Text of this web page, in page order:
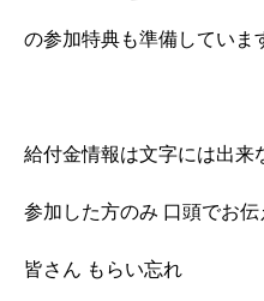
の参加特典も準備していま
給付金情報は文字には出来
参加した方のみ 口頭でお伝
皆さん もらい忘れ